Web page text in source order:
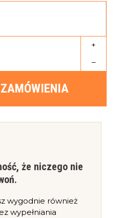
+
–
że niczego nie
wygodnie również
wypełniania